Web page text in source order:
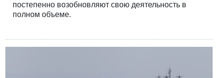
постепенно возобновляют свою деятельность в
полном объеме.